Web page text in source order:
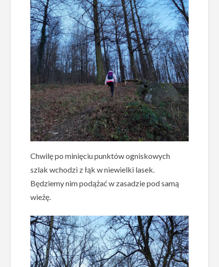
Chwilę po minięciu punktów ogniskowych
szlak wchodzi z łąk w niewielki lasek.
Będziemy nim podążać w zasadzie pod samą
wieżę.